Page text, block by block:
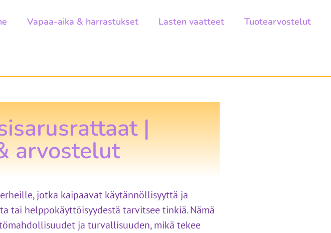
Vapaa-aika & harrastukset Lasten vaatteet Tuotearvostelut
|
arvostelut
jotka kaipaavat käytännöllisyyttä ja
tai helppokäyttöisyydestä tarvitsee tinkiä. Nämä
ja turvallisuuden, mikä tekee